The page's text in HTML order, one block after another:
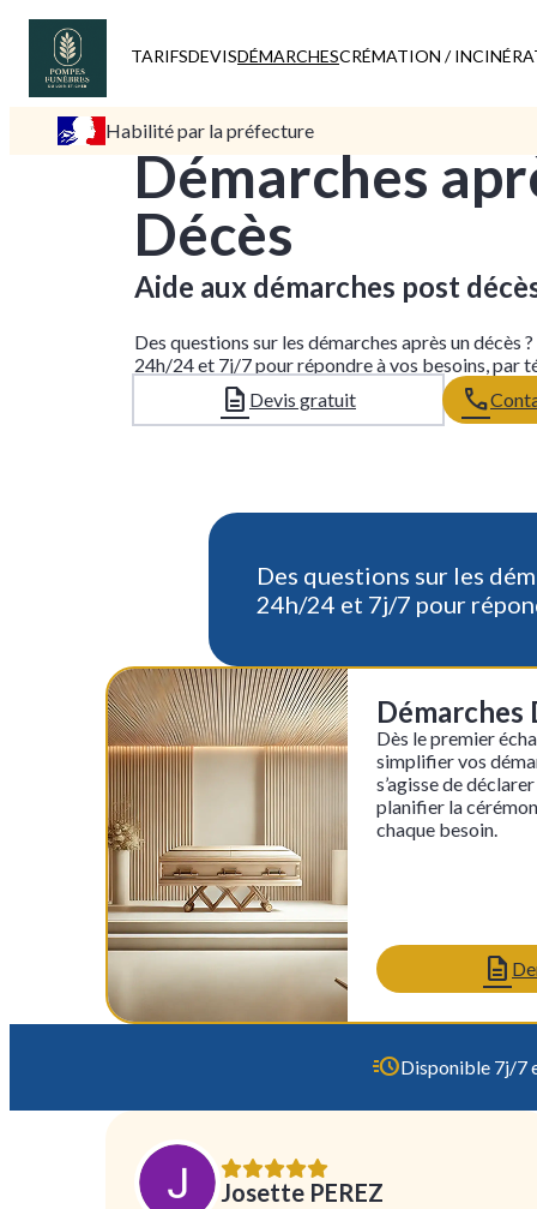
TARIFSDEVISDÉMARCHESCRÉMATION /
Habilité par la préfecture
Démarches
Décès
Aide aux démarches post
Des questions sur les démarches après un décès
24h/24 et 7j/7 pour répondre à vos besoins, par
Devis gratuit
Des questions sur les
24h/24 et 7j/7 pour
Démarches
Dès le premier
simplifier vos
s’agisse de
planifier la
chaque besoin.
Disponible 7j/7
Josette PEREZ